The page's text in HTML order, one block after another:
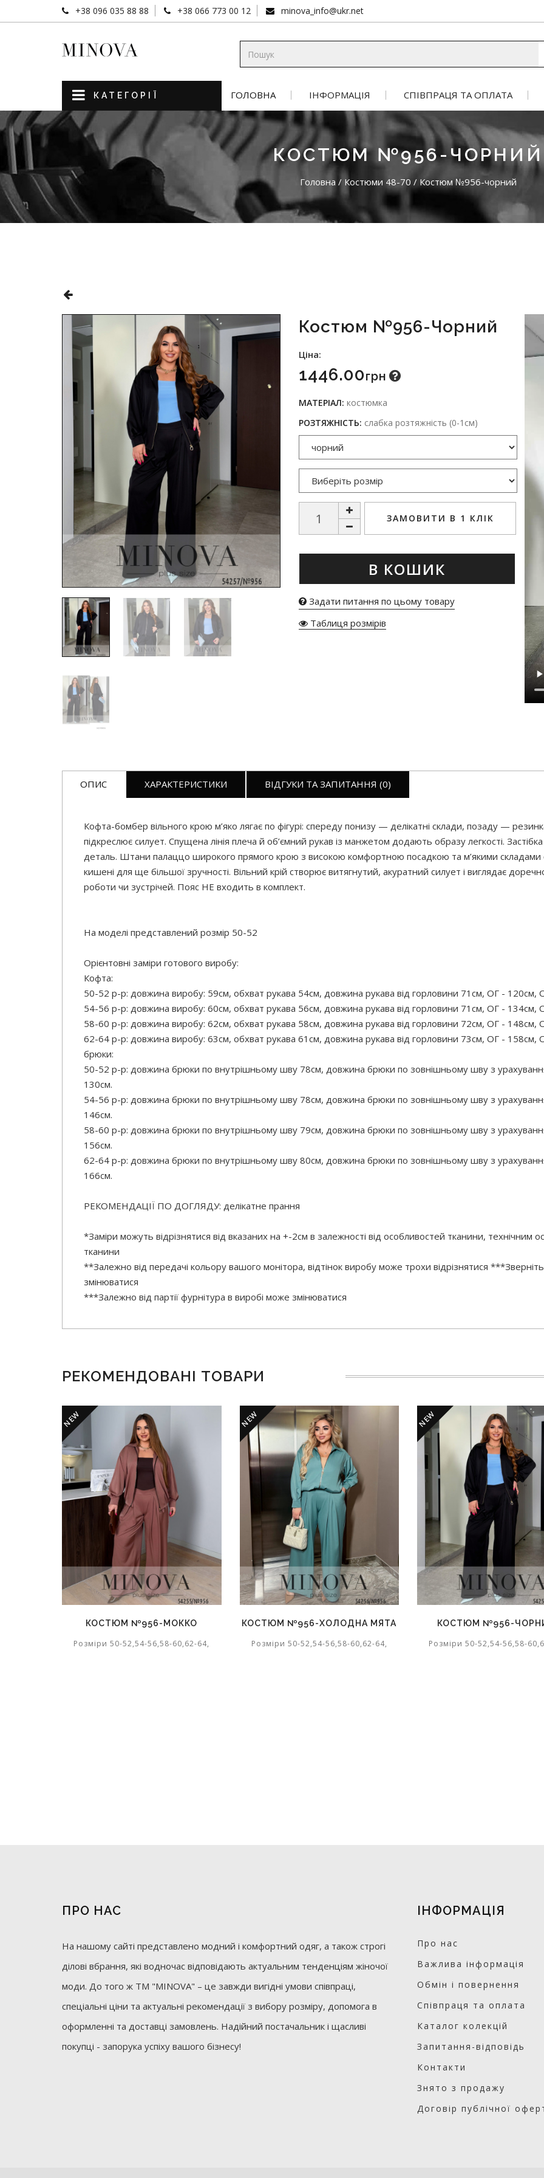
+38 096 035 88 88 +38 066 773 00 12 minova_info@ukr.net
КАТЕГОРІЇ ГОЛОВНА ІНФОРМАЦІЯ СПІВПРАЦЯ ТА ОПЛАТА
КОСТЮМ №956-ЧОРНИЙ
Головна / Костюми 48-70 / Костюм №956-чорний
Костюм №956-Чорний
Ціна:
1446.00Грн
МАТЕРІАЛ: костюмка
РОЗТЯЖНІСТЬ: слабка розтяжність (0-1см)
ЗАМОВИТИ В 1 КЛІК
В КОШИК
Задати питання по цьому товару
Таблиця розмірів
ОПИС ХАРАКТЕРИСТИКИ ВІДГУКИ ТА ЗАПИТАННЯ (0)
Кофта-бомбер вільного крою м’яко лягає по фігурі: спереду понизу — делікатні склади, позаду —
підкреслює силует. Спущена лінія плеча й об’ємний рукав із манжетом додають образу легкості.
деталь. Штани палаццо широкого прямого крою з високою комфортною посадкою та м’якими складами
кишені для ще більшої зручності. Вільний крій створює витягнутий, акуратний силует і виглядає
роботи чи зустрічей. Пояс НЕ входить в комплект.
На моделі представлений розмір 50-52
Орієнтовні заміри готового виробу:
Кофта:
50-52 р-р: довжина виробу: 59см, обхват рукава 54см, довжина рукава від горловини 71см, ОГ - 120см,
54-56 р-р: довжина виробу: 60см, обхват рукава 56см, довжина рукава від горловини 71см, ОГ - 134см,
58-60 р-р: довжина виробу: 62см, обхват рукава 58см, довжина рукава від горловини 72см, ОГ - 148см,
62-64 р-р: довжина виробу: 63см, обхват рукава 61см, довжина рукава від горловини 73см, ОГ -
брюки:
50-52 р-р: довжина брюки по внутрішньому шву 78см, довжина брюки по зовнішньому шву з
130см.
54-56 р-р: довжина брюки по внутрішньому шву 78см, довжина брюки по зовнішньому шву з
146см.
58-60 р-р: довжина брюки по внутрішньому шву 79см, довжина брюки по зовнішньому шву з
156см.
62-64 р-р: довжина брюки по внутрішньому шву 80см, довжина брюки по зовнішньому шву з
166см.
РЕКОМЕНДАЦІЇ ПО ДОГЛЯДУ: делікатне прання
*Заміри можуть відрізнятися від вказаних на +-2см в залежності від особливостей тканини, технічним
тканини
**Залежно від передачі кольору вашого монітора, відтінок виробу може трохи відрізнятися
змінюватися
***Залежно від партії фурнітура в виробі може змінюватися
РЕКОМЕНДОВАНІ ТОВАРИ
NEW
КОСТЮМ №956-МОККО
Розміри 50-52,54-56,58-60,62-64,
NEW
КОСТЮМ №956-ХОЛОДНА МЯТА
Розміри 50-52,54-56,58-60,62-64,
NEW
КОСТЮМ №956-
Розміри 50-52,54-56,58-
ПРО НАС
На нашому сайті представлено модний і комфортний одяг, а також строгі
ділові вбрання, які водночас відповідають актуальним тенденціям жіночої
моди. До того ж ТМ "MINOVA" – це завжди вигідні умови співпраці,
спеціальні ціни та актуальні рекомендації з вибору розміру, допомога в
оформленні та доставці замовлень. Надійний постачальник і щасливі
покупці - запорука успіху вашого бізнесу!
ІНФОРМАЦІЯ
Про нас
Важлива інформація
Обмін і повернення
Співпраця та оплата
Каталог колекцій
Запитання-відповідь
Контакти
Знято з продажу
Договір публічної